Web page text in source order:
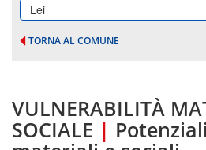
Lei
TORNA AL COMUNE
VULNERABILITÀ
SOCIALE |